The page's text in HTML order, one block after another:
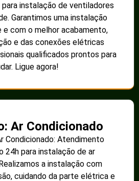
instalação de ventiladores
Garantimos uma instalação
e com o melhor acabamento,
e das conexões elétricas
qualificados prontos para
Ligue agora!
Ar Condicionado
Condicionado: Atendimento
24h para instalação de ar
a instalação com
cuidando da parte elétrica e